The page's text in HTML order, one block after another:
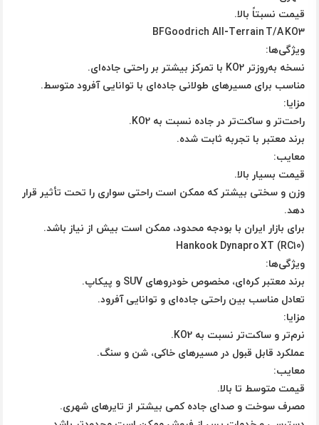
قیمت نسبتاً بالا.
BFGoodrich All‑Terrain T/A KO3
ویژگی‌ها:
نسخه به‌روزتر KO2 با تمرکز بیشتر بر راحتی جاده‌ای.
مناسب برای مسیرهای طولانی جاده‌ای با توانایی آفرود متوسط.
مزایا:
راحت‌تر و ساکت‌تر در جاده نسبت به KO2.
برند معتبر با تجربه ثابت شده.
معایب:
قیمت بسیار بالا.
وزن و سختی بیشتر که ممکن است راحتی سواری را تحت تأثیر قرار
دهد.
برای بازار ایران با بودجه محدود، ممکن است بیش از نیاز باشد.
Hankook Dynapro XT (RC10)
ویژگی‌ها:
برند معتبر کره‌ای، مخصوص خودروهای SUV و پیکاپ.
تعادل مناسب بین راحتی جاده‌ای و توانایی آفرود.
مزایا:
نرم‌تر و ساکت‌تر نسبت به KO2.
عملکرد قابل قبول در مسیرهای خاکی، شن و سنگ.
معایب:
قیمت متوسط تا بالا.
مصرف سوخت و صدای جاده کمی بیشتر از تایرهای شهری.